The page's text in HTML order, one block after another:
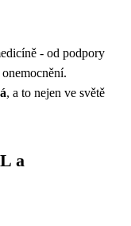
- od podpory
, a to nejen ve světě
a